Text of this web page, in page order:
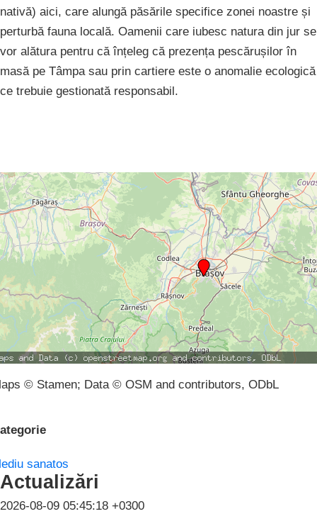
nativă) aici, care alungă păsările specifice zonei noastre și
perturbă fauna locală. Oamenii care iubesc natura din jur se
vor alătura pentru că înțeleg că prezența pescărușilor în
masă pe Tâmpa sau prin cartiere este o anomalie ecologică
ce trebuie gestionată responsabil.
© Stamen; Data © OSM and contributors, ODbL
sanatos
Actualizări
2026-08-09 05:45:18 +0300